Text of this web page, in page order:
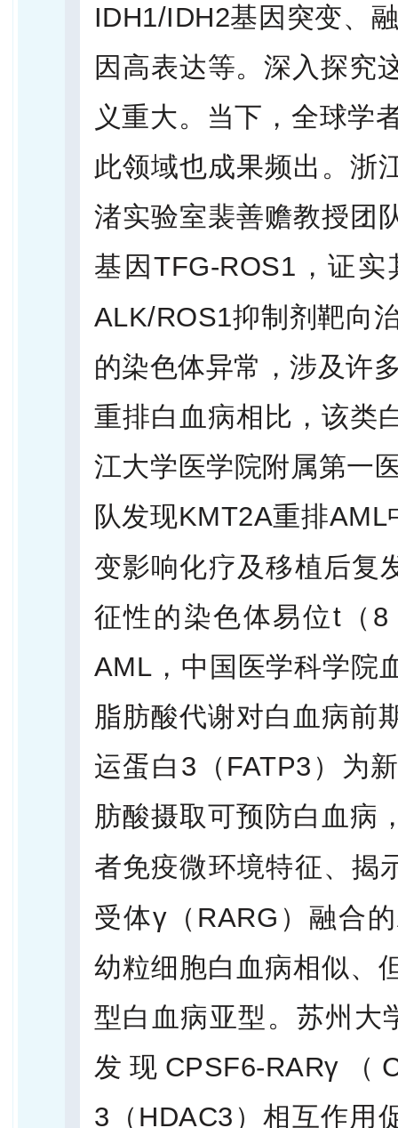
IDH1/IDH2基因突变、
因高表达等。深入探究
义重大。当下，全球学
此领域也成果频出。浙
渚实验室裴善赡教授团
基因TFG-ROS1，证
ALK/ROS1抑制剂靶向
的染色体异常，涉及许
重排白血病相比，该类
江大学医学院附属第一
队发现KMT2A重排
变影响化疗及移植后复
征性的染色体易位t（8
AML，中国医学科学院
脂肪酸代谢对白血病前
运蛋白3（FATP3）为
肪酸摄取可预防白血病
者免疫微环境特征、揭
受体γ（RARG）融合
幼粒细胞白血病相似、
型白血病亚型。苏州大
发现CPSF6-RARγ
3（HDAC3）相互作用